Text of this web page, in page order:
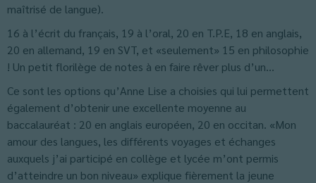
maîtrisé de langue).
16 à l’écrit du français, 19 à l’oral, 20 en T.P.E, 18 en anglais,
20 en allemand, 19 en SVT, et «seulement» 15 en philosophie
! Un petit florilège de notes à en faire rêver plus d’un…
Ce sont les options qu’Anne Lise a choisies qui lui permettent
également d’obtenir une excellente moyenne au
baccalauréat : 20 en anglais européen, 20 en occitan. «Mon
amour des langues, les différents voyages et échanges
auxquels j’ai participé en collège et lycée m’ont permis
d’atteindre un bon niveau» explique fièrement la jeune